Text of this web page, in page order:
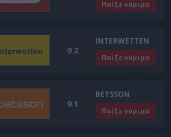
Παίξε νόμιμα
9.2
INTERWETTEN
Παίξε νόμιμα
9.1
BETSSON
Παίξε νόμιμα